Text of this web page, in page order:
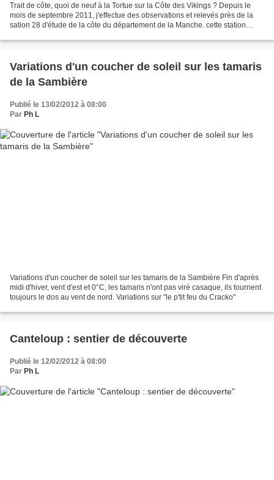
Trait de côte, quoi de neuf à la Tortue sur la Côte des Vikings ? Depuis le
mois de septembre 2011, j'effectue des observations et relevés près de la
sation 28 d'étude de la côte du département de la Manche. cette station
Variations d'un coucher de soleil sur les tamaris
de la Sambière
Publié le 13/02/2012 à 08:00
Par Ph L
Variations d'un coucher de soleil sur les tamaris de la Sambière Fin d'après
midi d'hiver, vent d'est et 0°C, les tamaris n'ont pas viré casaque, ils tournent
toujours le dos au vent de nord. Variations sur "le p'tit feu du Cracko"
Canteloup : sentier de découverte
Publié le 12/02/2012 à 08:00
Par Ph L